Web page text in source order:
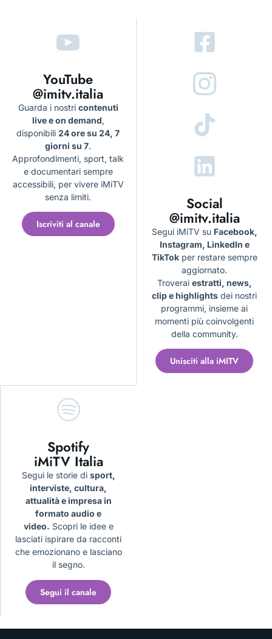
YouTube
@imitv.italia
Guarda i nostri contenuti
live e on demand,
disponibili 24 ore su 24, 7
giorni su 7.
Approfondimenti, sport, talk
e documentari sempre
accessibili, per vivere iMiTV
senza limiti.
Iscriviti al canale
Social
@imitv.italia
Segui iMiTV su Facebook,
Instagram, LinkedIn e
TikTokper restare sempre
aggiornato.
Troverai estratti, news,
clip e highlights dei nostri
programmi, insieme ai
momenti più coinvolgenti
della community.
Unisciti alla iMITV
Spotify
iMiTV Italia
Segui le storie di sport,
interviste, cultura,
attualità e impresa in
formato audio e
video. Scopri le idee e
lasciati ispirare da racconti
che emozionano e lasciano
il segno.
Segui il canale